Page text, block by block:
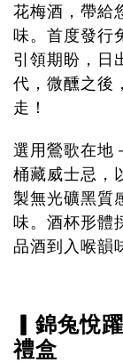
花梅酒，帶給
味。 首度發行
引領期盼，日
代，微醺之後
走！
選用鶯歌在地
桶藏威士忌，
製無光礦黑質
味。酒杯形體
品酒到入喉韻
▎錦兔悅躍
禮盒